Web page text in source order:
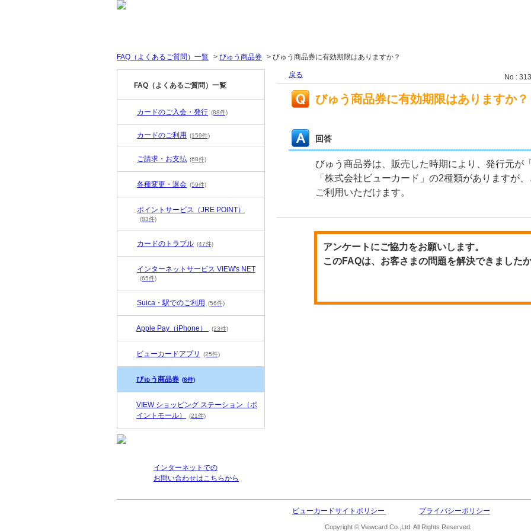
FAQ（よくあるご質問）一覧 > びゅう商品券 > びゅう商品券に有効期限はありますか？
FAQ（よくあるご質問）一覧
カードのご入会・発行 (88件)
カードのご利用 (159件)
ご請求・お支払 (68件)
各種変更・退会 (59件)
ポイントサービス（JRE POINT）
(83件)
カードのトラブル (47件)
インターネットサービス VIEW's NET
(65件)
Suica・駅でのご利用 (56件)
Apple Pay（iPhone） (23件)
ビューカードアプリ (25件)
びゅう商品券 (8件)
VIEW ショッピング ステーション（ポ
イントモール）
(21件)
インターネットでの
お問い合わせはこちらから
戻る No :
びゅう商品券に有効期限はありますか？
回答
びゅう商品券は、販売した時期により、発行元が
「株式会社ビューカード」の2種類がありますが
ご利用いただけます。
アンケートにご協力をお願いします。
このFAQは、お客さまの問題を解決できました
ビューカードサイトポリシー プライバシーポリシー
Copyright © Viewcard Co.,Ltd. All Rights Reserved.